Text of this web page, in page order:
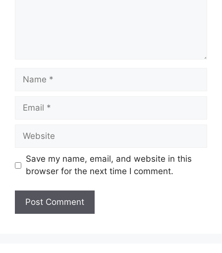
Name
Email
Website
Save my name, email, and website in this
browser for the next time I comment.